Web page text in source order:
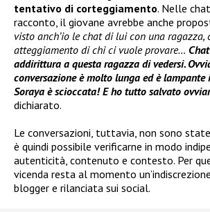
tentativo di corteggiamento. Nelle
racconto, il giovane avrebbe anche
visto anch’io le chat di lui con una
atteggiamento di chi ci vuole provare…
addirittura a questa ragazza di vedersi.
conversazione è molto lunga ed è lampante
Soraya è scioccata! E ho tutto salvato
dichiarato.
Le conversazioni, tuttavia, non sono
è quindi possibile verificarne in modo
autenticità, contenuto e contesto. Per
vicenda resta al momento
blogger e rilanciata sui social.